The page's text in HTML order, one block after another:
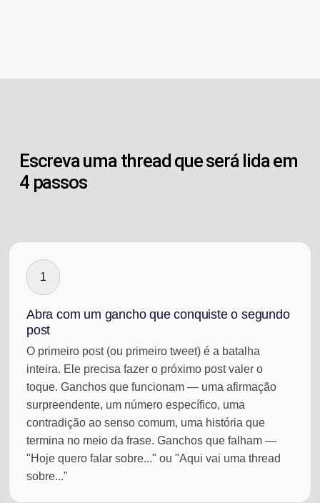
Escreva uma thread que será lida em
4 passos
1
Abra com um gancho que conquiste o segundo
post
O primeiro post (ou primeiro tweet) é a batalha
inteira. Ele precisa fazer o próximo post valer o
toque. Ganchos que funcionam — uma afirmação
surpreendente, um número específico, uma
contradição ao senso comum, uma história que
termina no meio da frase. Ganchos que falham —
"Hoje quero falar sobre..." ou "Aqui vai uma thread
sobre..."